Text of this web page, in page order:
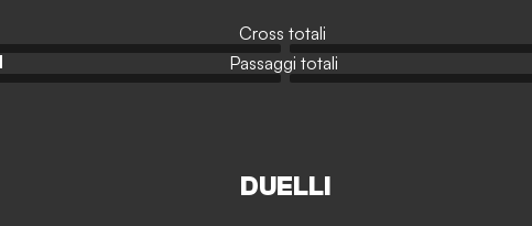
Cross totali
Passaggi totali
DUELLI